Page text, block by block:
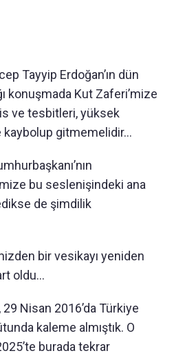
Tayyip Erdoğan’ın dün
konuşmada Kut Zaferi’mize
ve tesbitleri, yüksek
gitmemelidir...
bu seslenişindeki ana
de şimdilik
bir vesikayı yeniden
oldu…
Nisan 2016’da Türkiye
kaleme almıştık. O
burada tekrar